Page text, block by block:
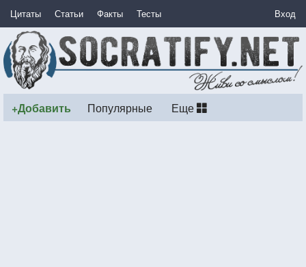
Цитаты Статьи Факты Тесты Вход
+Добавить Популярные Еще